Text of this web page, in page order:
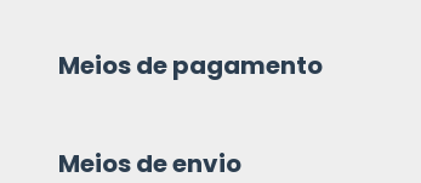
Meios de pagamento
Meios de envio